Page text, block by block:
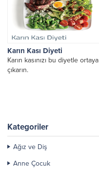
Karın Kası Diyeti
Karın kasınızı bu diyetle ortaya
çıkarın.
Kategoriler
Ağız ve Diş
Anne Çocuk